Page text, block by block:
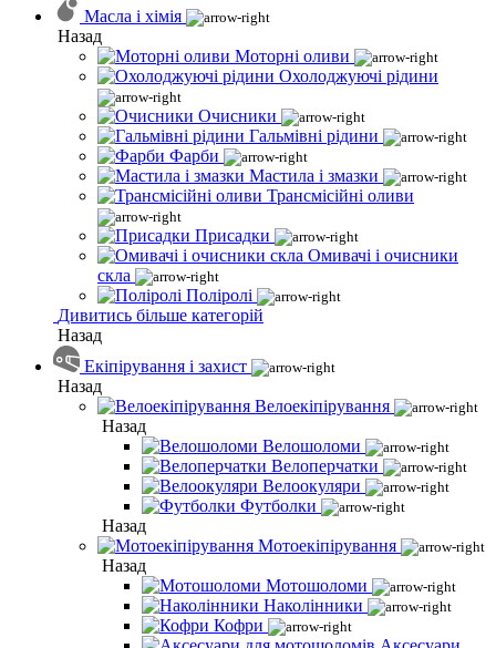
Масла і хімія
Назад
Моторні оливи
Охолоджуючі рідини
Очисники
Гальмівні рідини
Фарби
Мастила і змазки
Трансмісійні оливи
Присадки
Омивачі і очисники
скла
Поліролі
Дивитись більше категорій
Назад
Екіпірування і захист
Назад
Велоекіпірування
Назад
Велошоломи
Велоперчатки
Велоокуляри
Футболки
Назад
Мотоекіпірування
Назад
Мотошоломи
Наколінники
Кофри